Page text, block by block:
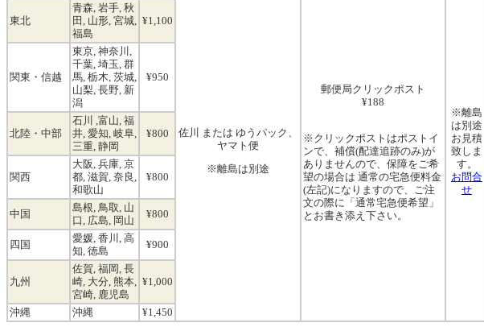
佐川 または ゆうパック、
ヤマト便
※離島は別途
郵便局クリックポスト
¥188
※クリックポストはポストイ
ンで、補償(配達追跡のみ)が
ありませんので、保障をご希
望の場合は 通常の宅急便料金
(左記)になりますので、ご注
文の際に「通常宅急便希望」
とお書き添え下さい。
※離島
は別途
お見積
致しま
す。
お問合
せ
東北
青森, 岩手, 秋
田, 山形, 宮城,
福島
¥1,100
関東・信越
東京, 神奈川,
千葉, 埼玉, 群
馬, 栃木, 茨城,
山梨, 長野, 新
潟
¥950
北陸・中部
石川 ,富山, 福
井, 愛知, 岐阜,
三重, 静岡
¥800
関西
大阪, 兵庫, 京
都, 滋賀, 奈良,
和歌山
¥800
中国
島根, 鳥取, 山
口, 広島, 岡山
¥800
四国
愛媛, 香川, 高
知, 徳島
¥900
九州
佐賀, 福岡, 長
崎, 大分, 熊本,
宮崎, 鹿児島
¥1,000
沖縄 沖縄 ¥1,450